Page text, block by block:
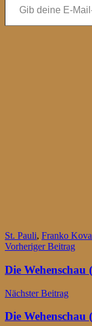
St. Pauli, Franko
Vorheriger Beitrag
Die Wehenschau
Nächster Beitrag
Die Wehenschau